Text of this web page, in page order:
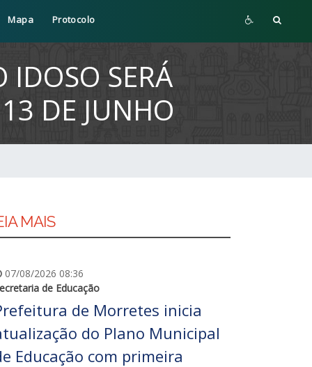
Mapa Protocolo
IDOSO SERÁ
DE JUNHO
MAIS
07/08/2026 08:36
de Educação
de Morretes inicia
do Plano Municipal
Educação com primeira